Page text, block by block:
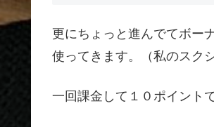
更にちょっと進んでてボー
使ってきます。（私のスク
一回課金して１０ポイント